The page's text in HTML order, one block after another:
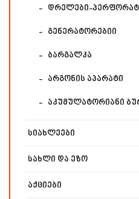
დრელები-
გენერატორებიი
ბარგალკა
არგონის აპარატი
აკუმულატორიანი
სიახლეები
სახლი და ეზო
აქციები